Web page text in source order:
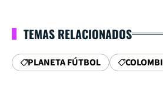
TEMAS RELACIONADOS
PLANETA FÚTBOL